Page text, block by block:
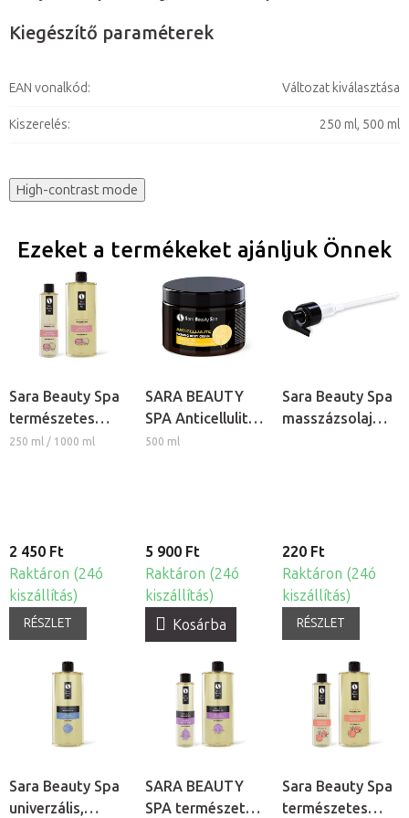
Kiegészítő paraméterek
EAN vonalkód: Változat kiválasztása
Kiszerelés: 250 ml, 500 ml
High-contrast mode
Ezeket a termékeket ajánljuk Önnek
Sara Beauty Spa
természetes
növényi
250 ml / 1000 ml
2 450 Ft
Raktáron (24ó
kiszállítás)
RÉSZLET
SARA BEAUTY
SPA Anticellulite
krém
500 ml
5 900 Ft
Raktáron (24ó
kiszállítás)
Kosárba
Sara Beauty Spa
masszázsolaj
220 Ft
Raktáron (24ó
kiszállítás)
RÉSZLET
Sara Beauty Spa
univerzális,
SARA BEAUTY
SPA természetes
Sara Beauty Spa
természetes